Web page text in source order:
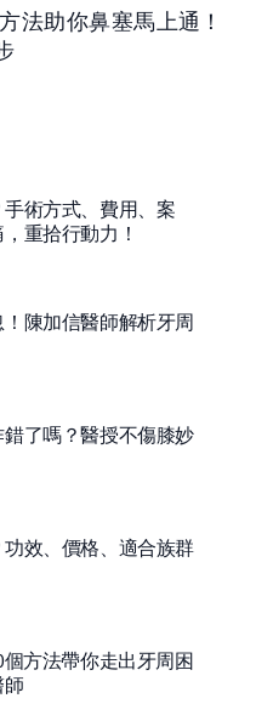
法助你鼻塞馬上通！
術方式、費用、案
重拾行動力！
陳加信醫師解析牙周
了嗎？醫授不傷膝妙
效、價格、適合族群
方法帶你走出牙周困
師